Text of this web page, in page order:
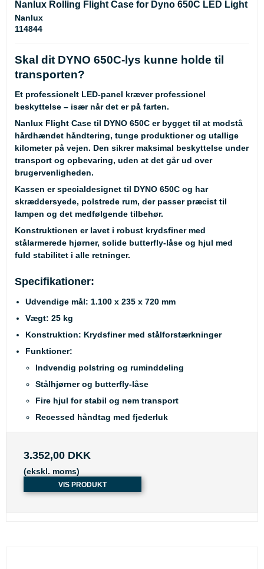
Nanlux Rolling Flight Case for Dyno 650C LED Light
Nanlux
114844
Skal dit DYNO 650C-lys kunne holde til
transporten?
Et professionelt LED-panel kræver professionel
beskyttelse – især når det er på farten.
Nanlux Flight Case til DYNO 650C er bygget til at modstå
hårdhændet håndtering, tunge produktioner og utallige
kilometer på vejen. Den sikrer maksimal beskyttelse under
transport og opbevaring, uden at det går ud over
brugervenligheden.
Kassen er specialdesignet til DYNO 650C og har
skræddersyede, polstrede rum, der passer præcist til
lampen og det medfølgende tilbehør.
Konstruktionen er lavet i robust krydsfiner med
stålarmerede hjørner, solide butterfly-låse og hjul med
fuld stabilitet i alle retninger.
Specifikationer:
Udvendige mål: 1.100 x 235 x 720 mm
Vægt: 25 kg
Konstruktion: Krydsfiner med stålforstærkninger
Funktioner:
Indvendig polstring og ruminddeling
Stålhjørner og butterfly-låse
Fire hjul for stabil og nem transport
Recessed håndtag med fjederluk
3.352,00 DKK
(ekskl. moms)
VIS PRODUKT